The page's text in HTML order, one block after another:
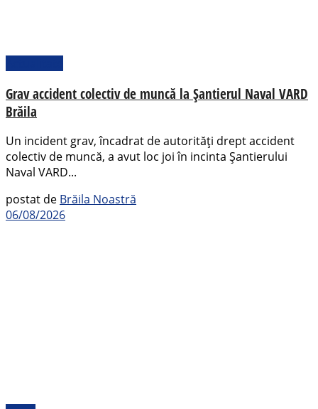
Grav accident colectiv de muncă la Șantierul Naval VARD
Brăila
Un incident grav, încadrat de autorități drept accident
colectiv de muncă, a avut loc joi în incinta Șantierului
Naval VARD...
postat de Brăila Noastră
06/08/2026